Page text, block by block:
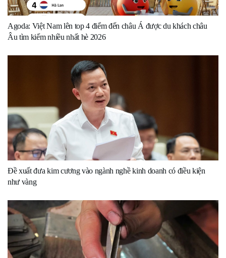
Agoda: Việt Nam lên top 4 điểm đến châu Á được du khách châu
Âu tìm kiếm nhiều nhất hè 2026
Đề xuất đưa kim cương vào ngành nghề kinh doanh có điều kiện
như vàng